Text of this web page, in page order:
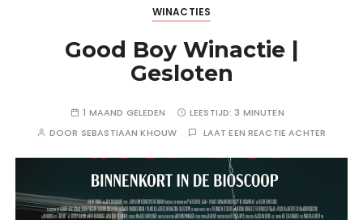
WINACTIES
Good Boy Winactie |
Gesloten
1 MAAND GELEDEN LEESTIJD: 3 MINUTEN
DOOR SEBASTIAAN KHOUW LAAT EEN REACTIE ACHTER